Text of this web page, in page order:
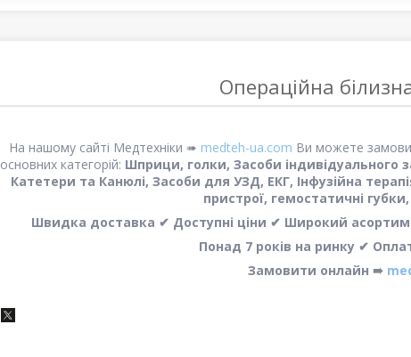
Операційна
На нашому сайті Медтехніки ➠ medteh-ua.com Ви можете
основних категорій: Шприци, голки, Засоби індивідуального
Катетери та Канюлі, Засоби для УЗД, ЕКГ, Інфузійна
пристрої, гемостатичні губки,
Швидка доставка ✔ Доступні ціни ✔ Широкий
Понад 7 років на ринку ✔
Замовити онлайн ➠